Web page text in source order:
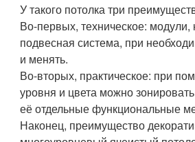
У такого потолка три
Во-первых, техническое: модули,
подвесная система, при
и менять.
Во-вторых, практическое: при
уровня и цвета можно
её отдельные функциональные
Наконец, преимущество